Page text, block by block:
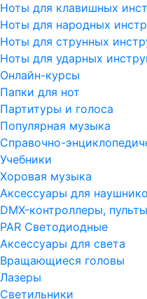
Ноты для клавишных
Ноты для народных
Ноты для струнных
Ноты для ударных
Онлайн-курсы
Папки для нот
Партитуры и голоса
Популярная музыка
Справочно-
Учебники
Хоровая музыка
Аксессуары для
DMX-контроллеры, пульты
PAR Светодиодные
Аксессуары для света
Вращающиеся головы
Лазеры
Светильники